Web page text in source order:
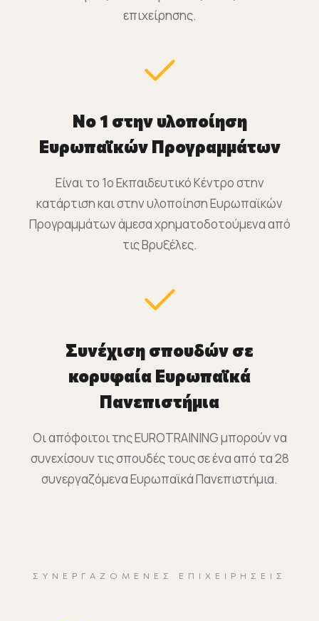
επιχείρησης.
Νο 1 στην υλοποίηση
Ευρωπαϊκών Προγραμμάτων
Είναι το 1o Εκπαιδευτικό Κέντρο στην
κατάρτιση και στην υλοποίηση Ευρωπαϊκών
Προγραμμάτων άμεσα χρηματοδοτούμενα από
τις Βρυξέλες.
Συνέχιση σπουδών σε
κορυφαία Ευρωπαϊκά
Πανεπιστήμια
Οι απόφοιτοι της EUROTRAINING μπορούν να
συνεχίσουν τις σπουδές τους σε ένα από τα 28
συνεργαζόμενα Ευρωπαϊκά Πανεπιστήμια.
ΣΥΝΕΡΓΑΖΌΜΕΝΕΣ ΕΠΙΧΕΙΡΉΣΕΙΣ